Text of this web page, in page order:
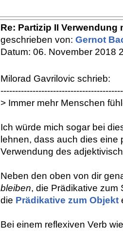
Re: Partizip II Verwendung
geschrieben von: Gernot
Datum: 06. November 2018
Milorad Gavrilovic schrieb:
> Immer mehr Menschen
Ich würde mich sogar bei
lehnen, dass auch dies eine
Verwendung des
Neben den oben von dir
bleiben, die Prädikative zum
die Prädikative zum Objekt
Bei einem reflexiven Verb